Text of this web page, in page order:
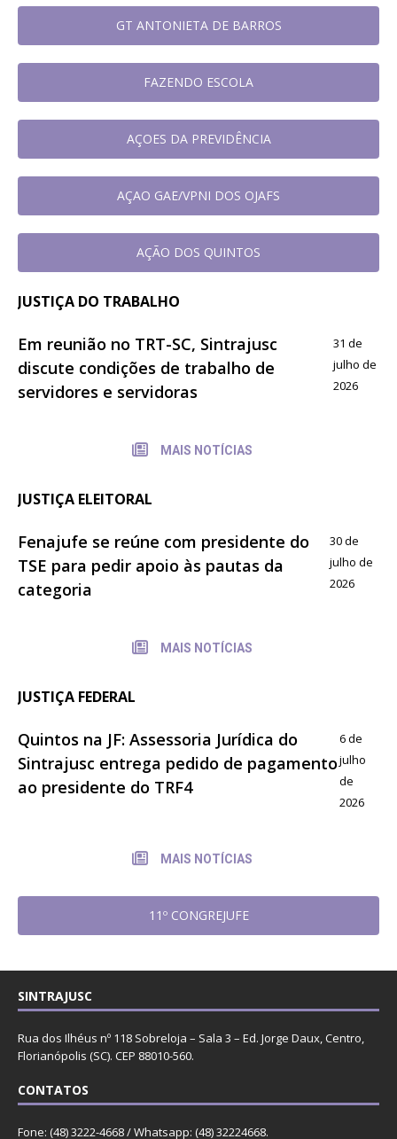
GT ANTONIETA DE BARROS
FAZENDO ESCOLA
AÇOES DA PREVIDÊNCIA
AÇAO GAE/VPNI DOS OJAFS
AÇÃO DOS QUINTOS
JUSTIÇA DO TRABALHO
Em reunião no TRT-SC, Sintrajusc
discute condições de trabalho de
servidores e servidoras
31 de
julho de
2026
MAIS NOTÍCIAS
JUSTIÇA ELEITORAL
Fenajufe se reúne com presidente do
TSE para pedir apoio às pautas da
categoria
30 de
julho de
2026
MAIS NOTÍCIAS
JUSTIÇA FEDERAL
Quintos na JF: Assessoria Jurídica do
Sintrajusc entrega pedido de pagamento
ao presidente do TRF4
6 de
julho
de
2026
MAIS NOTÍCIAS
11º CONGREJUFE
SINTRAJUSC
Rua dos Ilhéus nº 118 Sobreloja – Sala 3 – Ed. Jorge Daux, Centro,
Florianópolis (SC). CEP 88010-560.
CONTATOS
Fone: (48) 3222-4668 / Whatsapp: (48) 32224668.